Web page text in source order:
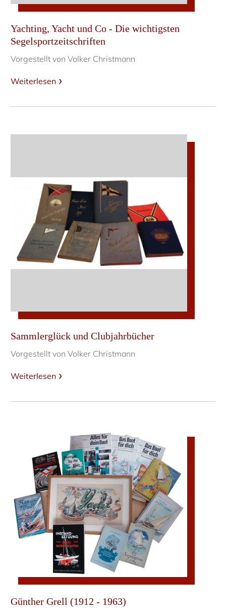
Yachting, Yacht und Co - Die wichtigsten
Segelsportzeitschriften
Vorgestellt von Volker Christmann
Weiterlesen
Sammlerglück und Clubjahrbücher
Vorgestellt von Volker Christmann
Weiterlesen
Günther Grell (1912 - 1963)